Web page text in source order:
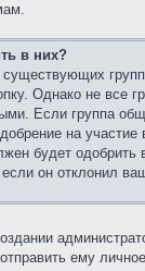
в них?
Однако не все
Если группа
на
будет
он отклонил
ему